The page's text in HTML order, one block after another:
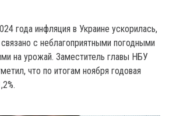
года инфляция в Украине ускорилась,
с неблагоприятными погодными
на урожай. Заместитель главы НБУ
что по итогам ноября годовая